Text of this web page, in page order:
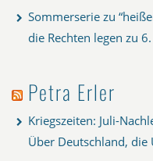
Sommerserie zu
die Rechten legen zu
Petra Erler
Kriegszeiten: Juli-
Über Deutschland, die